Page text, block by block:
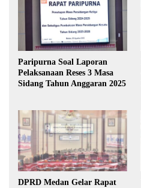
Paripurna Soal Laporan
Pelaksanaan Reses 3 Masa
Sidang Tahun Anggaran 2025
DPRD Medan Gelar Rapat